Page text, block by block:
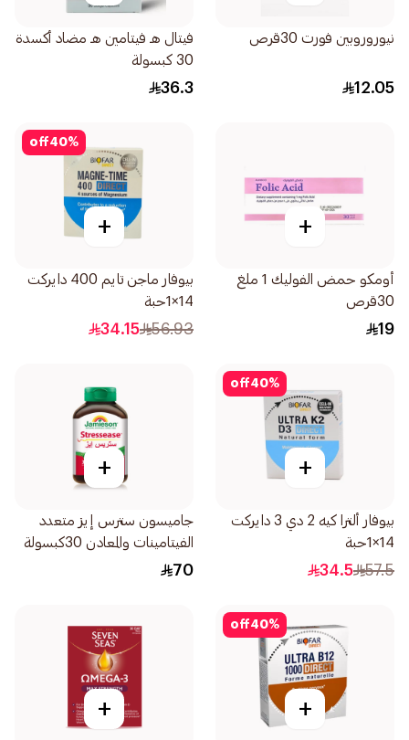
نيوروروبين فورت 30قرص
12.05
فيتال هـ فيتامين هـ مضاد أكسدة
30 كبسولة
36.3
+
أومكو حمض الفوليك 1 ملغ
30قرص
19
40%
off
+
بيوفار ماجن تايم 400 دايركت
14×1حبة
56.93
34.15
40%
off
+
بيوفار ألترا كيه 2 دي 3 دايركت
14×1حبة
57.5
34.5
+
جاميسون سترس إيز متعدد
الفيتامينات والمعادن 30كبسولة
70
40%
off
+
+